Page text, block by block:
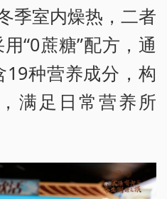
季室内燥热，二者
“0蔗糖”配方，通
种营养成分，构
满足日常营养所